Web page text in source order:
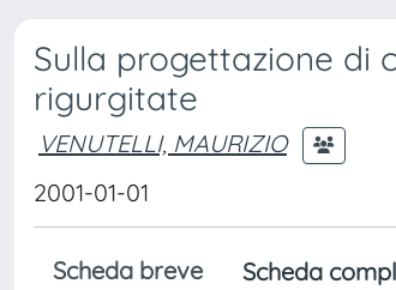
Sulla progettazione di
rigurgitate
VENUTELLI, MAURIZIO
2001-01-01
Scheda breve Scheda